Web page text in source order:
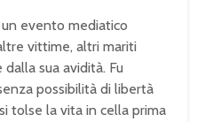
evento mediatico
vittime, altri mariti
sua avidità. Fu
possibilità di libertà
tolse la vita in cella prima